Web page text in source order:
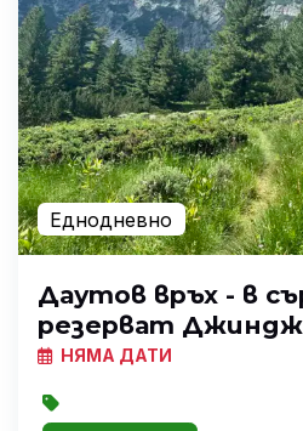
Еднодневно
Даутов връх - в
резерват
НЯМА ДАТИ